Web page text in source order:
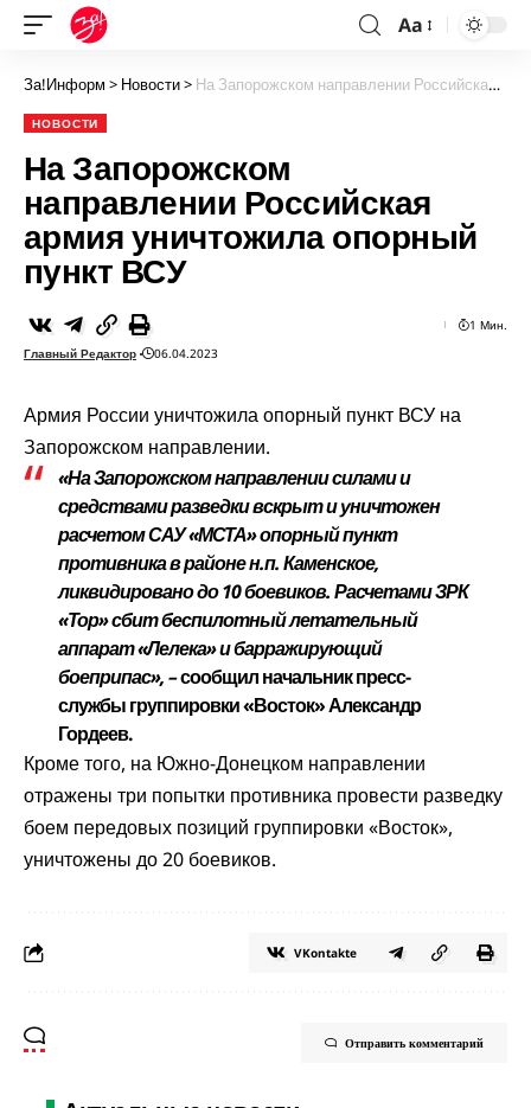
Aa
За!Информ > Новости> На Запорожском направлении Российская армия уничтожила опорный пункт ВСУ
НОВОСТИ
На Запорожском
направлении Российская
армия уничтожила опорный
пункт ВСУ
Главный Редактор 06.04.2023
1 Мин.
Армия России уничтожила опорный пункт ВСУ на
Запорожском направлении.
«На Запорожском направлении силами и
средствами разведки вскрыт и уничтожен
расчетом САУ «МСТА» опорный пункт
противника в районе н.п. Каменское,
ликвидировано до 10 боевиков. Расчетами ЗРК
«Тор» сбит беспилотный летательный
аппарат «Лелека» и барражирующий
боеприпас», –сообщил начальник пресс-
службы группировки «Восток» Александр
Гордеев.
Кроме того, на Южно-Донецком направлении
отражены три попытки противника провести разведку
боем передовых позиций группировки «Восток»,
уничтожены до 20 боевиков.
VKontakte
Отправить комментарий